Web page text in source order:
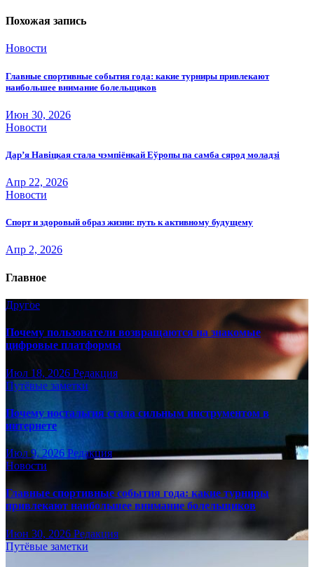
Похожая запись
Новости
Главные спортивные события года: какие турниры привлекают
наибольшее внимание болельщиков
Июн 30, 2026
Новости
Дар’я Навіцкая стала чэмпіёнкай Еўропы па самба сярод моладзі
Апр 22, 2026
Новости
Спорт и здоровый образ жизни: путь к активному будущему
Апр 2, 2026
Главное
Другое
Почему пользователи возвращаются на знакомые
цифровые платформы
Июл 18, 2026 Редакция
Путёвые заметки
Почему ностальгия стала сильным инструментом в
интернете
Июл 9, 2026 Редакция
Новости
Главные спортивные события года: какие турниры
привлекают наибольшее внимание болельщиков
Июн 30, 2026 Редакция
Путёвые заметки